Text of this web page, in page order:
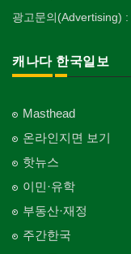
광고문의(Advertising) :
캐나다 한국일보
Masthead
온라인지면 보기
핫뉴스
이민·유학
부동산·재정
주간한국